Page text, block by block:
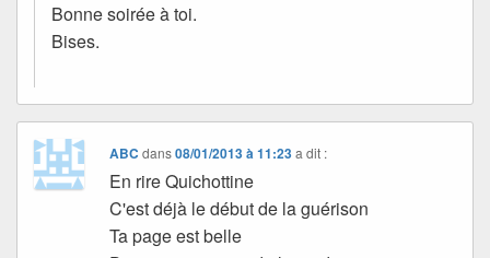
Bonne soirée à toi.
Bises.
ABC dans08/01/2013 à 11:23 a dit :
En rire Quichottine
C'est déjà le début de la guérison
Ta page est belle